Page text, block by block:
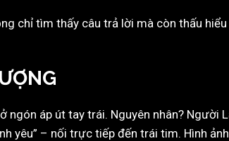
chỉ tìm thấy câu trả lời mà còn thấu
áp út tay trái. Nguyên nhân?
yêu” – nối trực tiếp đến trái tim. Hình